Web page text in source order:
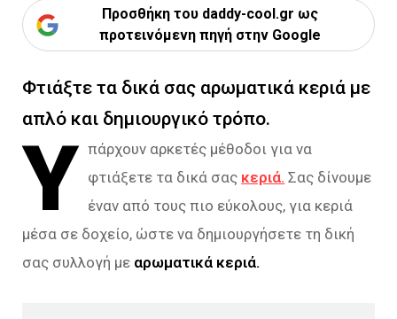
Προσθήκη του daddy-cool.gr ως
προτεινόμενη πηγή στην Google
Φτιάξτε τα δικά σας αρωματικά κεριά με
απλό και δημιουργικό τρόπο.
Υ πάρχουν αρκετές μέθοδοι για να
φτιάξετε τα δικά σας κεριά. Σας δίνουμε
έναν από τους πιο εύκολους, για κεριά
μέσα σε δοχείο, ώστε να δημιουργήσετε τη δική
σας συλλογή με αρωματικά κεριά.